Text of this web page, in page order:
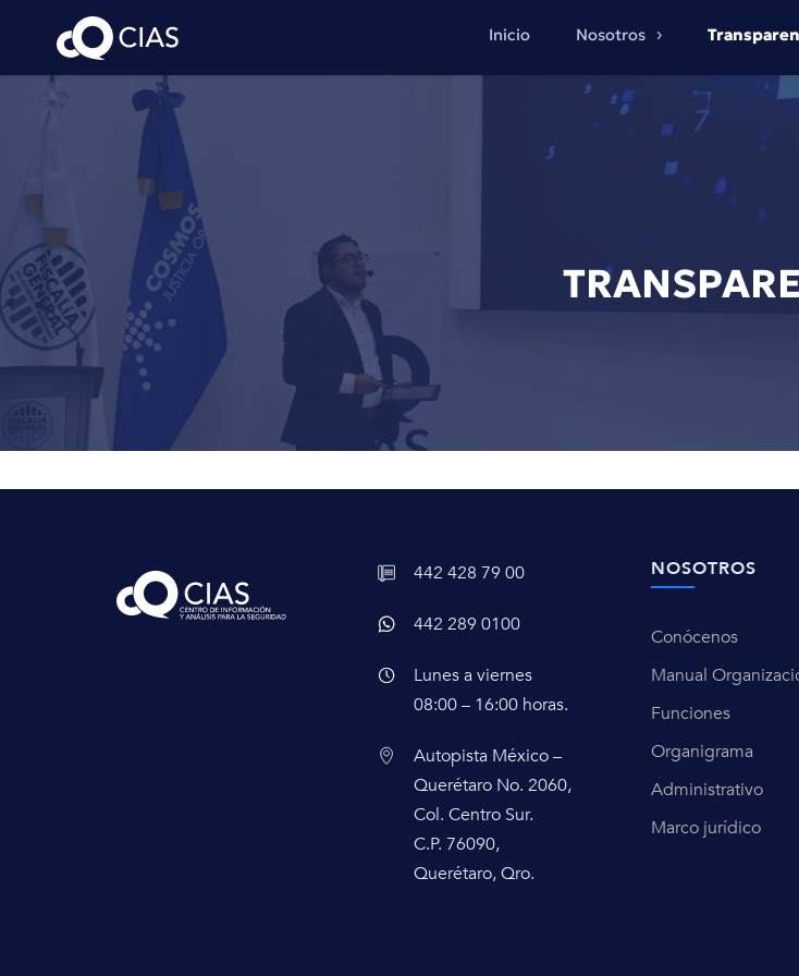
Inicio Nosotros
442 428 79 00
442 289 0100
Lunes a viernes
08:00 – 16:00 horas.
Autopista México –
Querétaro No. 2060,
Col. Centro Sur.
C.P. 76090,
Querétaro, Qro.
NOSOTROS
Conócenos
Manual
Funciones
Organigrama
Administrativo
Marco jurídico